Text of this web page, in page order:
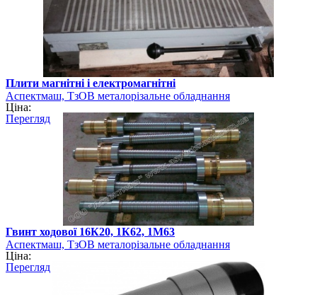
Плити магнітні і електромагнітні
Аспектмаш, ТзОВ металорізальне обладнання
Ціна:
Перегляд
Гвинт ходової 16К20, 1К62, 1М63
Аспектмаш, ТзОВ металорізальне обладнання
Ціна:
Перегляд